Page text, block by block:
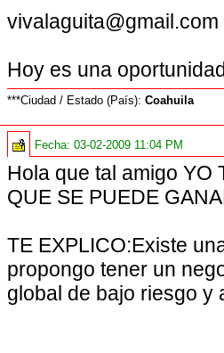
vivalaguita@gmail.com
Hoy es una
***Ciudad / Estado (País):Coahuila
Fecha:03-02-2009 11:04 PM
Hola que tal amigo YO
QUE SE PUEDE
TE EXPLICO:Existe
propongo tener un
global de bajo riesgo y